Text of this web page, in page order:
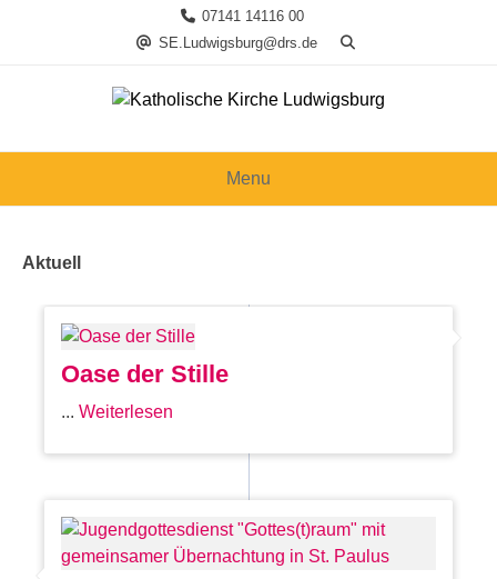
07141 14116 00
SE.Ludwigsburg@drs.de
Menu
Aktuell
Oase der Stille
...Weiterlesen